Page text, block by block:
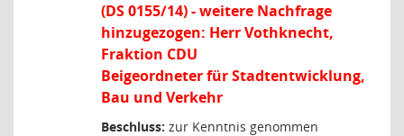
(DS 0155/14) - weitere Nachfrage
hinzugezogen: Herr Vothknecht,
Fraktion CDU
Beigeordneter für Stadtentwicklung,
Bau und Verkehr
Beschluss: zur Kenntnis genommen